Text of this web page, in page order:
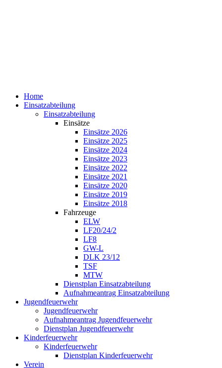
Home
Einsatzabteilung
Einsatzabteilung
Einsätze
Einsätze 2026
Einsätze 2025
Einsätze 2024
Einsätze 2023
Einsätze 2022
Einsätze 2021
Einsätze 2020
Einsätze 2019
Einsätze 2018
Fahrzeuge
ELW
LF20/24/2
LF8
GW-L
DLK 23/12
TSF
MTW
Dienstplan Einsatzabteilung
Aufnahmeantrag Einsatzabteilung
Jugendfeuerwehr
Jugendfeuerwehr
Aufnahmeantrag Jugendfeuerwehr
Dienstplan Jugendfeuerwehr
Kinderfeuerwehr
Kinderfeuerwehr
Dienstplan Kinderfeuerwehr
Verein